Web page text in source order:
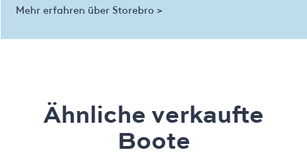
Mehr erfahren über Storebro >
Ähnliche verkaufte
Boote